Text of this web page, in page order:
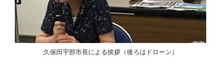
久保田宇部市長による挨拶（後ろはドローン）